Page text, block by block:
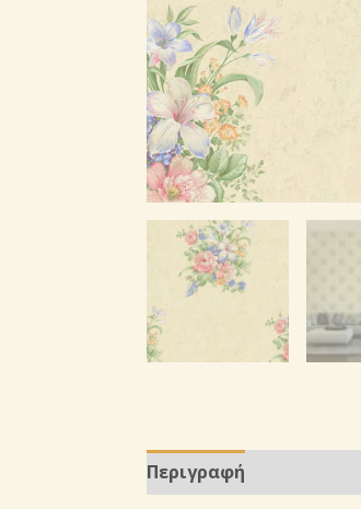
Περιγραφή